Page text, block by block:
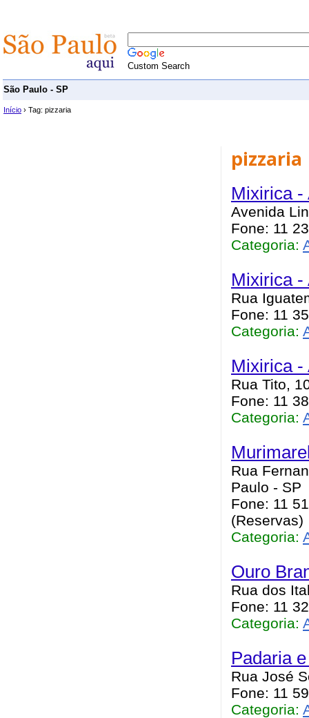
Custom Search
São Paulo - SP
Início › Tag: pizzaria
pizzaria
Mixirica -
Avenida
Fone: 11
Categoria:
Mixirica -
Rua
Fone: 11
Categoria:
Mixirica -
Rua Tito,
Fone: 11
Categoria:
Rua
Paulo - SP
Fone: 11
(Reservas)
Categoria:
Ouro
Rua dos
Fone: 11
Categoria:
Padaria
Rua José
Fone: 11
Categoria: